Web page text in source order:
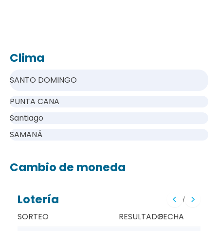
Clima
SANTO DOMINGO
PUNTA CANA
Santiago
SAMANÁ
Cambio de moneda
Lotería /
SORTEO RESULTADOFECHA